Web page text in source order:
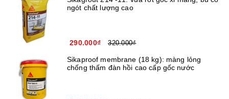
ngót chất lượng cao
290.000₫ 320.000₫
Sikaproof membrane (18 kg): màng lỏng
chống thấm đàn hồi cao cấp gốc nước